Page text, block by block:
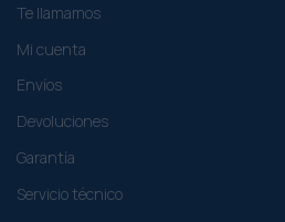
Te llamamos
Mi cuenta
Envíos
Devoluciones
Garantía
Servicio técnico